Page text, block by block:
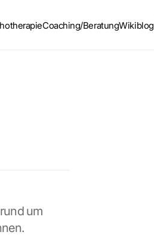
um
Coaching/BeratungWikiblog